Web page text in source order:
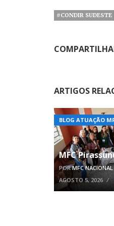
#CONDIR SUDESTE
ARTIGOS
BLOG ATUAÇÃO
MFC
PORMFC NACIONAL
AGOSTO 5, 2026